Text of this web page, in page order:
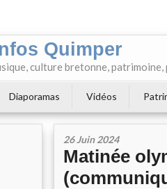
Quimper
culture bretonne,
Diaporamas Vidéos
26 Juin 2024
Matinée